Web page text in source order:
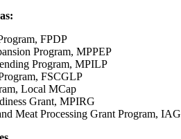
FPDP
Program, MPPEP
Program, MPILP
FSCGLP
Local MCap
Grant, MPIRG
Meat Processing Grant Program, IAG